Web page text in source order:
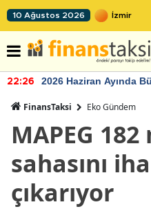
10 Ağustos 2026
22:26 2026 Haziran Ayında
FinansTaksi Eko Gündem
MAPEG
sahasını
çıkarıyor